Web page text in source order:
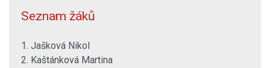
Seznam žáků
1. Jašková Nikol
2. Kaštánková Martina